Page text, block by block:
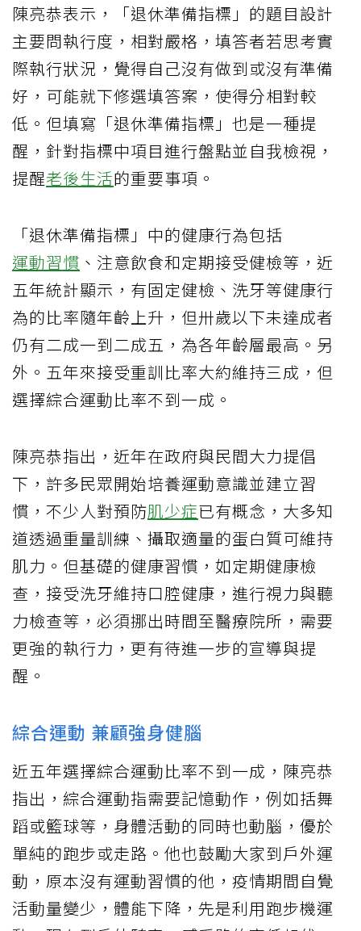
陳亮恭表示，「退休準備指標」的題目設計
主要問執行度，相對嚴格，填答者若思考實
際執行狀況，覺得自己沒有做到或沒有準備
好，可能就下修選填答案，使得分相對較
低。但填寫「退休準備指標」也是一種提
醒，針對指標中項目進行盤點並自我檢視，
提醒老後生活的重要事項。
「退休準備指標」中的健康行為包括
運動習慣 、注意飲食和定期接受健檢等，近
五年統計顯示，有固定健檢、洗牙等健康行
為的比率隨年齡上升，但卅歲以下未達成者
仍有二成一到二成五，為各年齡層最高。另
外。五年來接受重訓比率大約維持三成，但
選擇綜合運動比率不到一成。
陳亮恭指出，近年在政府與民間大力提倡
下，許多民眾開始培養運動意識並建立習
慣，不少人對預防肌少症已有概念，大多知
道透過重量訓練、攝取適量的蛋白質可維持
肌力。但基礎的健康習慣，如定期健康檢
查，接受洗牙維持口腔健康，進行視力與聽
力檢查等，必須挪出時間至醫療院所，需要
更強的執行力，更有待進一步的宣導與提
醒。
綜合運動 兼顧強身健腦
近五年選擇綜合運動比率不到一成，陳亮恭
指出，綜合運動指需要記憶動作，例如括舞
蹈或籃球等，身體活動的同時也動腦，優於
單純的跑步或走路。他也鼓勵大家到戶外運
動，原本沒有運動習慣的他，疫情期間自覺
活動量變少，體能下降，先是利用跑步機運